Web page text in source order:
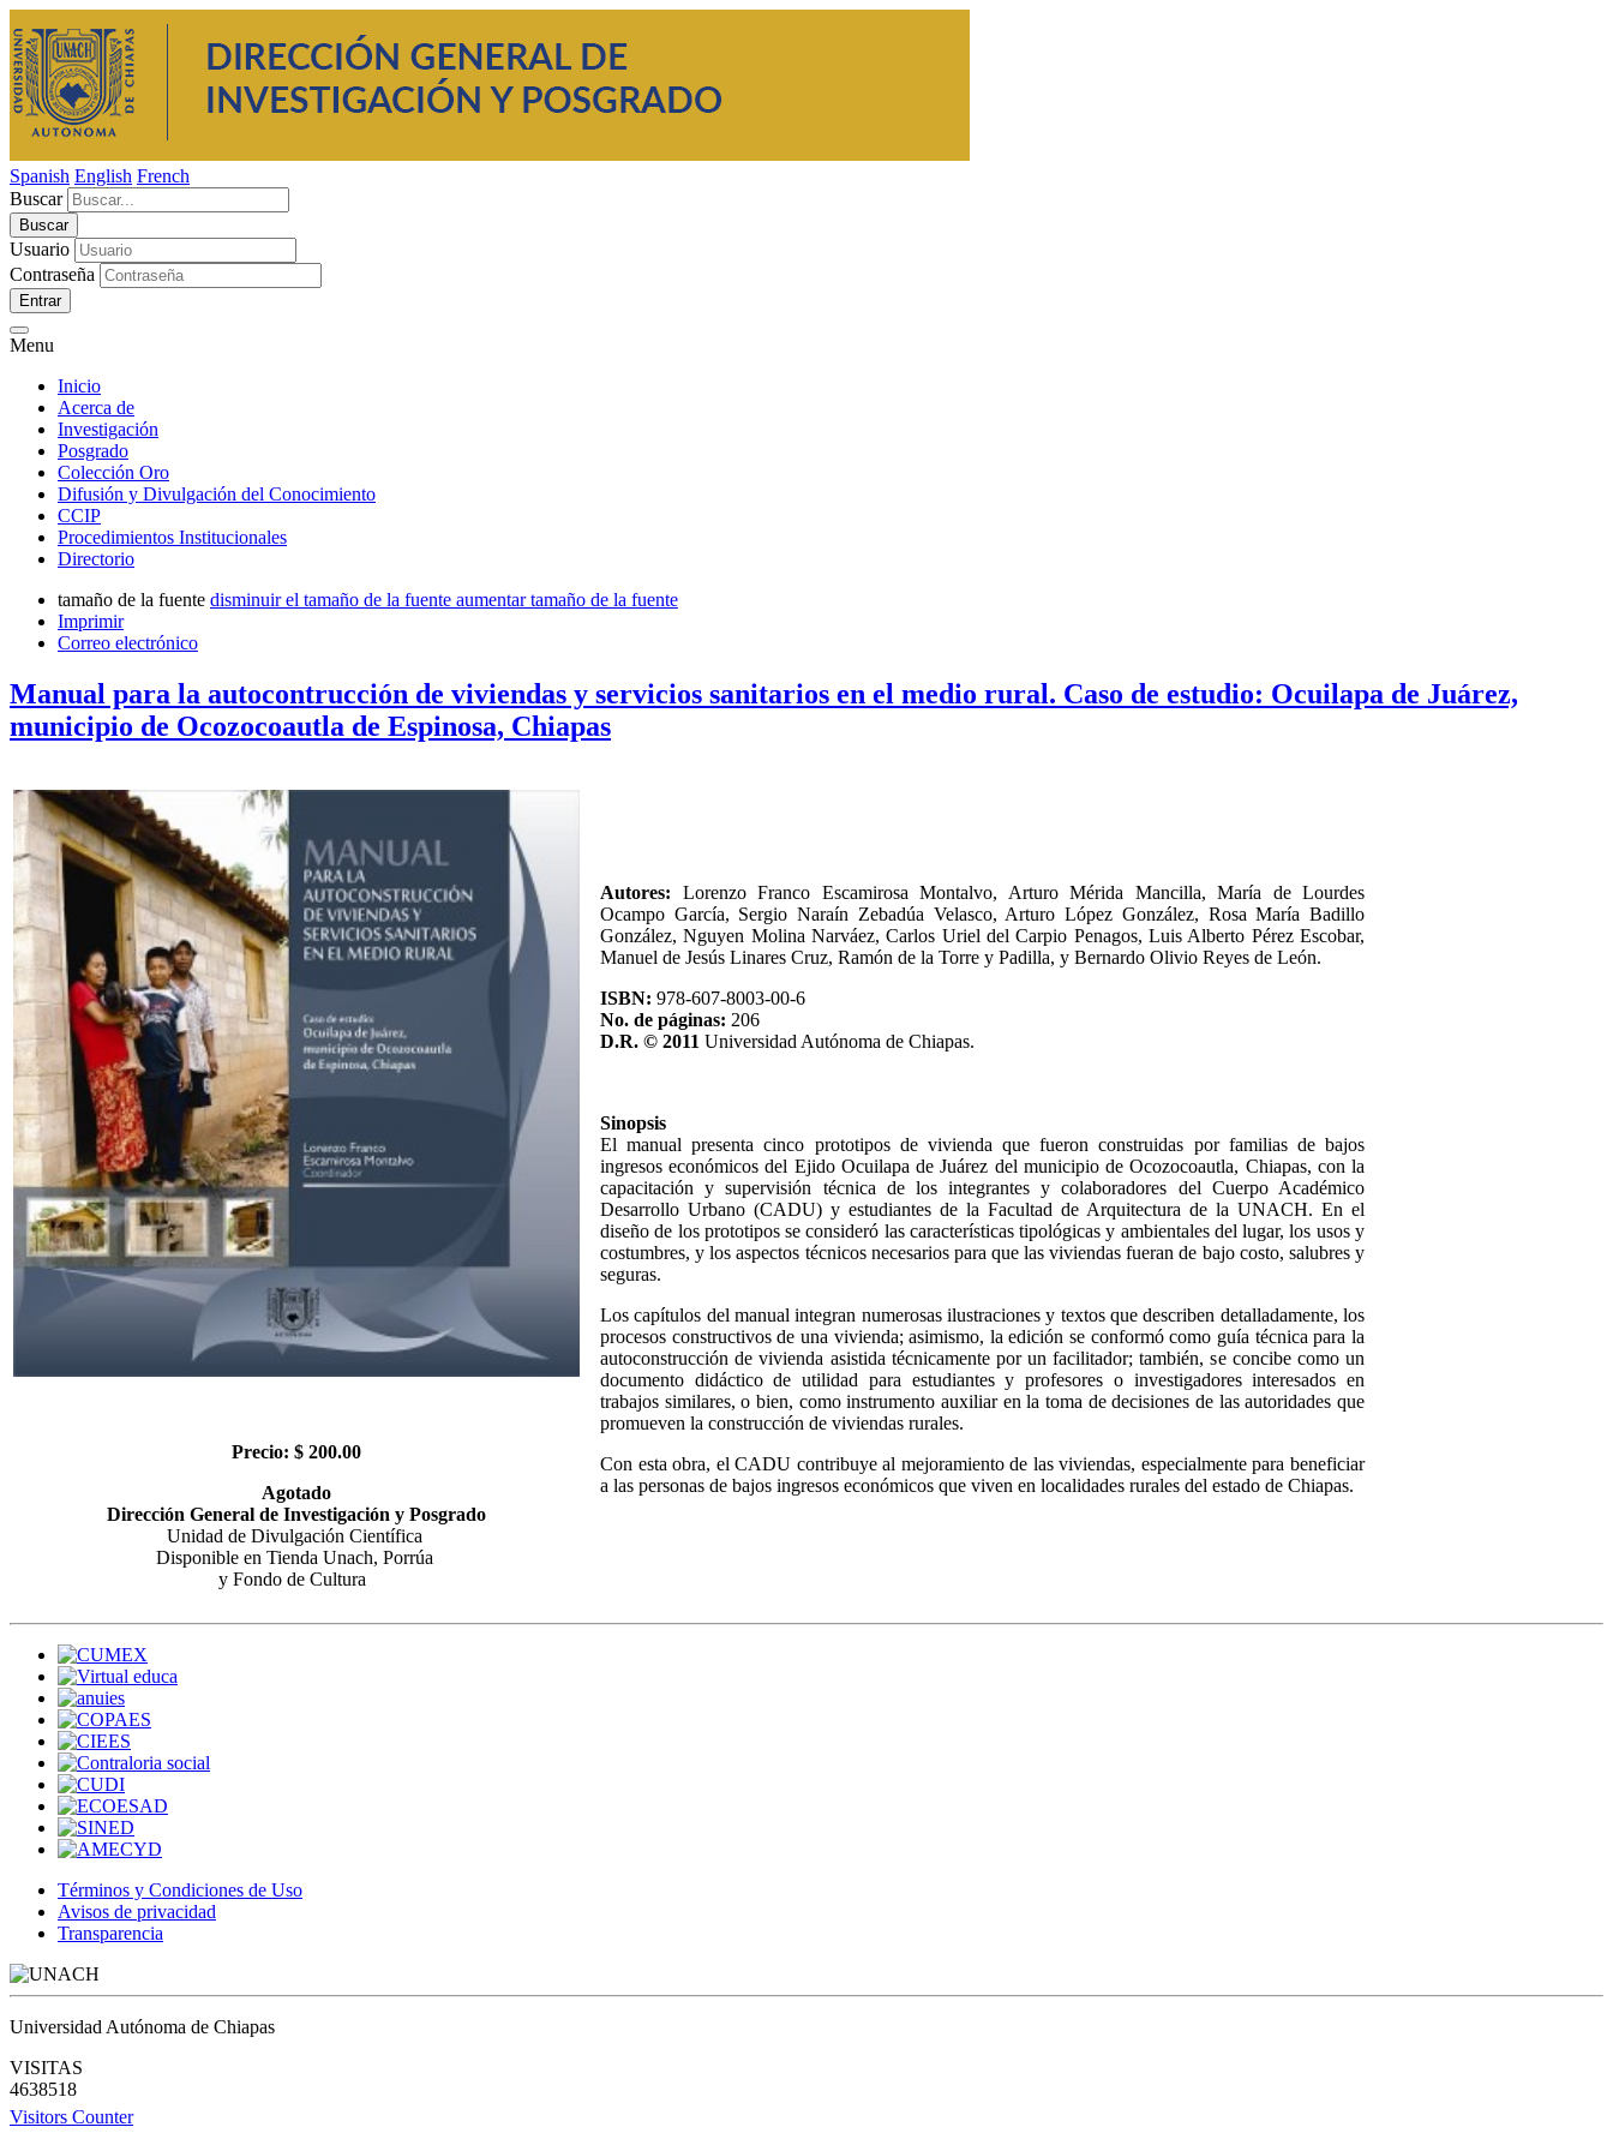
Spanish English French
Buscar
Usuario
Contraseña
Entrar
Menu
Inicio
Acerca de
Investigación
Posgrado
Colección Oro
Difusión y Divulgación del Conocimiento
CCIP
Procedimientos Institucionales
Directorio
tamaño de la fuente disminuir el tamaño de la fuente aumentar tamaño de la fuente
Imprimir
Correo electrónico
Manual para la autocontrucción de viviendas y servicios sanitarios en el medio rural. Caso de estudio: Ocuilapa de Juárez,
municipio de Ocozocoautla de Espinosa, Chiapas
Precio: $ 200.00
Agotado
Dirección General de Investigación y Posgrado
Unidad de Divulgación Científica
Disponible en Tienda Unach, Porrúa
y Fondo de Cultura
Autores: Lorenzo Franco Escamirosa Montalvo, Arturo Mérida Mancilla, María de Lourdes
Ocampo García, Sergio Naraín Zebadúa Velasco, Arturo López González, Rosa María Badillo
González, Nguyen Molina Narváez, Carlos Uriel del Carpio Penagos, Luis Alberto Pérez Escobar,
Manuel de Jesús Linares Cruz, Ramón de la Torre y Padilla, y Bernardo Olivio Reyes de León.
ISBN: 978-607-8003-00-6
No. de páginas: 206
D.R. © 2011 Universidad Autónoma de Chiapas.
Sinopsis
El manual presenta cinco prototipos de vivienda que fueron construidas por familias de bajos
ingresos económicos del Ejido Ocuilapa de Juárez del municipio de Ocozocoautla, Chiapas, con la
capacitación y supervisión técnica de los integrantes y colaboradores del Cuerpo Académico
Desarrollo Urbano (CADU) y estudiantes de la Facultad de Arquitectura de la UNACH. En el
diseño de los prototipos se consideró las características tipológicas y ambientales del lugar, los usos y
costumbres, y los aspectos técnicos necesarios para que las viviendas fueran de bajo costo, salubres y
seguras.
Los capítulos del manual integran numerosas ilustraciones y textos que describen detalladamente, los
procesos constructivos de una vivienda; asimismo, la edición se conformó como guía técnica para la
autoconstrucción de vivienda asistida técnicamente por un facilitador; también, se concibe como un
documento didáctico de utilidad para estudiantes y profesores o investigadores interesados en
trabajos similares, o bien, como instrumento auxiliar en la toma de decisiones de las autoridades que
promueven la construcción de viviendas rurales.
Con esta obra, el CADU contribuye al mejoramiento de las viviendas, especialmente para beneficiar
a las personas de bajos ingresos económicos que viven en localidades rurales del estado de Chiapas.
Términos y Condiciones de Uso
Avisos de privacidad
Transparencia
Universidad Autónoma de Chiapas
VISITAS
4638518
Visitors Counter